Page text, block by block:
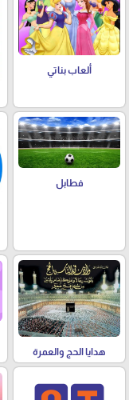
ألعاب بناتي
فطابل
هدايا الحج والعمرة